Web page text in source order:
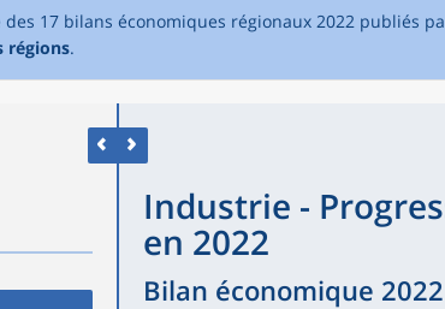
17 bilans économiques régionaux 2022 publiés
régions.
Industrie -
en 2022
Bilan économique 2022